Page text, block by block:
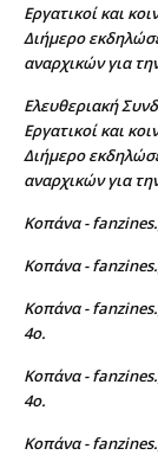
Εργατικοί και
Διήμερο
αναρχικών για
Ελευθεριακή
Εργατικοί και
Διήμερο
αναρχικών για
Κοπάνα -
Κοπάνα -
Κοπάνα -
4ο.
Κοπάνα -
4ο.
Κοπάνα -